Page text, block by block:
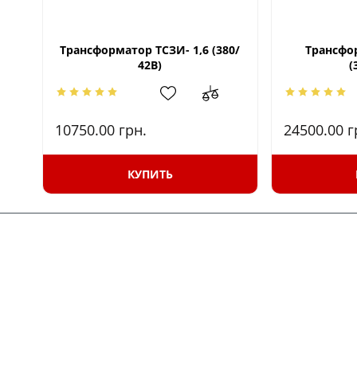
Трансформатор ТСЗИ- 1,6 (380/
42В)
10750.00 грн.
КУПИТЬ
24500.00